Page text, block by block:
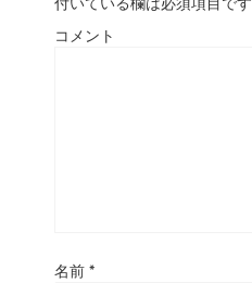
コメント
名前 *